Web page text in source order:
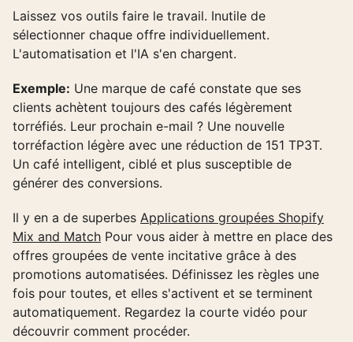
Laissez vos outils faire le travail. Inutile de
sélectionner chaque offre individuellement.
L'automatisation et l'IA s'en chargent.
Exemple: Une marque de café constate que ses
clients achètent toujours des cafés légèrement
torréfiés. Leur prochain e-mail ? Une nouvelle
torréfaction légère avec une réduction de 151 TP3T.
Un café intelligent, ciblé et plus susceptible de
générer des conversions.
Il y en a de superbes Applications groupées Shopify
Mix and Match Pour vous aider à mettre en place des
offres groupées de vente incitative grâce à des
promotions automatisées. Définissez les règles une
fois pour toutes, et elles s'activent et se terminent
automatiquement. Regardez la courte vidéo pour
découvrir comment procéder.